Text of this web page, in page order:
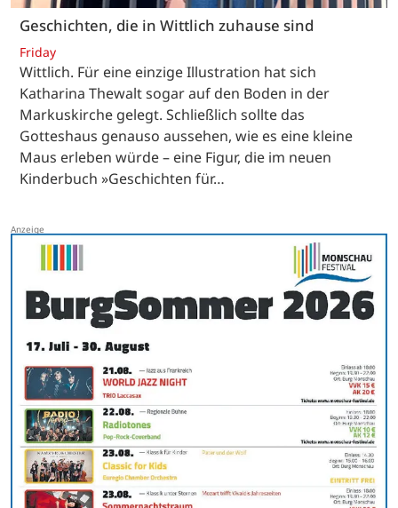
Geschichten, die in Wittlich zuhause sind
Friday
Wittlich. Für eine einzige Illustration hat sich
Katharina Thewalt sogar auf den Boden in der
Markuskirche gelegt. Schließlich sollte das
Gotteshaus genauso aussehen, wie es eine kleine
Maus erleben würde – eine Figur, die im neuen
Kinderbuch »Geschichten für…